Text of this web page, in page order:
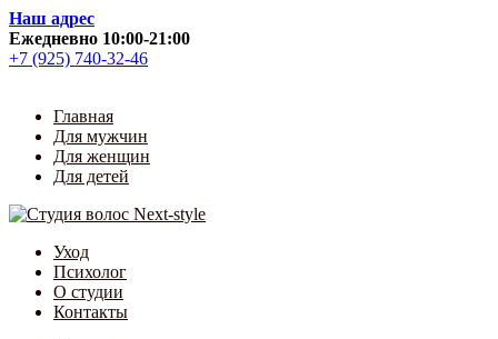
Skip
to
content
Наш адрес
Ежедневно 10:00-21:00
+7 (925) 740-32-46
Главная
Для мужчин
Для женщин
Для детей
Уход
Психолог
О студии
Контакты